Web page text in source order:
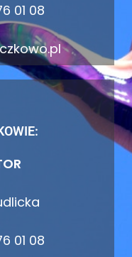
01 08
01 08